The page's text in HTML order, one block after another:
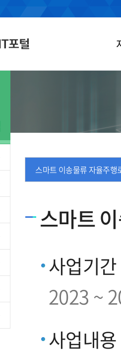
스마트 이송물류 자율주행
스마트
사업기간
2023 ~
사업내용